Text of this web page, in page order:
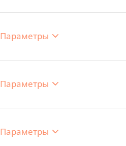
Параметры
Параметры
Параметры